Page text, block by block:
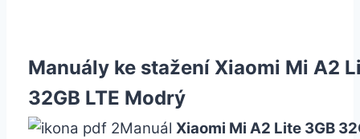
Manuály ke stažení Xiaomi Mi A2
32GB LTE Modrý
Manuál Xiaomi Mi A2 Lite 3GB